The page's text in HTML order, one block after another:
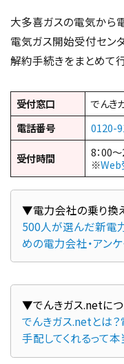
大多喜ガスの電気から
電気ガス開始受付セン
解約手続きをまとめて
受付窓口
でんき
電話番号
0120-
受付時間
8：00～
※Web
500人が選んだ新電
めの電力会社・アン
でんきガス.netとは
手配してくれるって本